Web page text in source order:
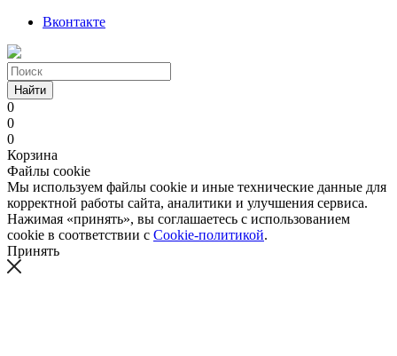
Вконтакте
Найти
0
0
0
Корзина
Файлы cookie
Мы используем файлы cookie и иные технические данные для
корректной работы сайта, аналитики и улучшения сервиса.
Нажимая «принять», вы соглашаетесь с использованием
cookie в соответствии с Cookie-политикой.
Принять